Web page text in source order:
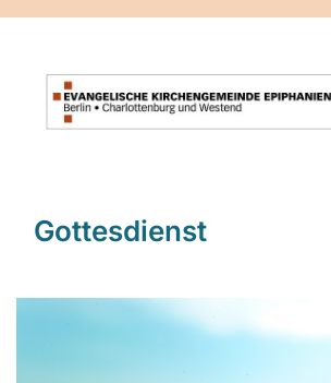
Gottesdienst